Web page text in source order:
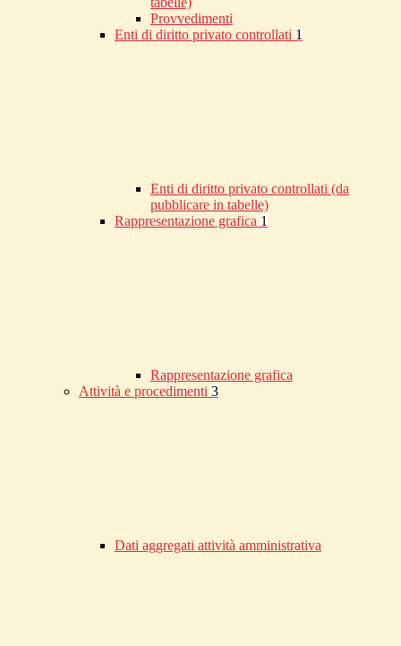
Provvedimenti
Enti di diritto privato controllati 1
Enti di diritto privato controllati (da
pubblicare in tabelle)
Rappresentazione grafica 1
Rappresentazione grafica
Attività e procedimenti 3
Dati aggregati attività amministrativa